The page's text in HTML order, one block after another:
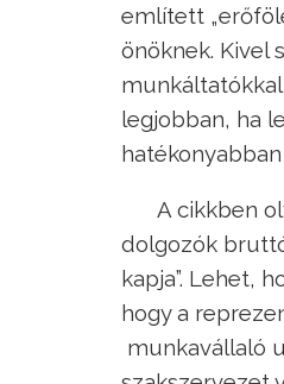
említett
önöknek. Kivel
legjobban, ha
A cikkben
dolgozók
kapja”. Lehet,
hogy a
munkavállaló